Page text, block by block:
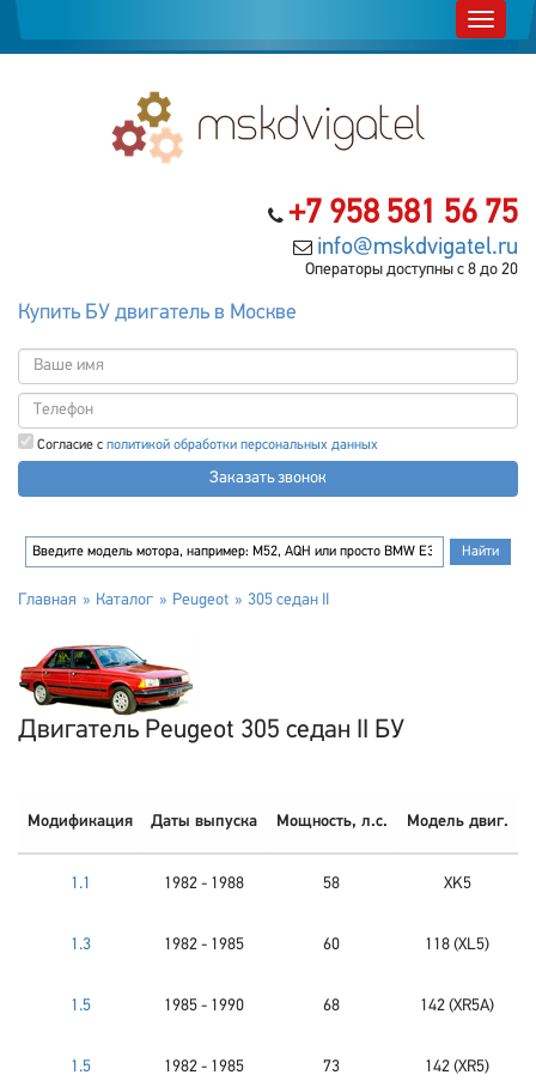
+7 958 581 56 75
info@mskdvigatel.ru
Операторы доступны с 8 до 20
Купить БУ двигатель в Москве
Согласие с политикой обработки персональных данных
Заказать звонок
Главная Каталог Peugeot 305 седан II
Двигатель Peugeot 305 седан II БУ
Модификация Даты выпуска Мощность, л.с. Модель двиг.
1.1 1982 - 1988 58 XK5
1.3 1982 - 1985 60 118 (XL5)
1.5 1985 - 1990 68 142 (XR5A)
1.5 1982 - 1985 73 142 (XR5)